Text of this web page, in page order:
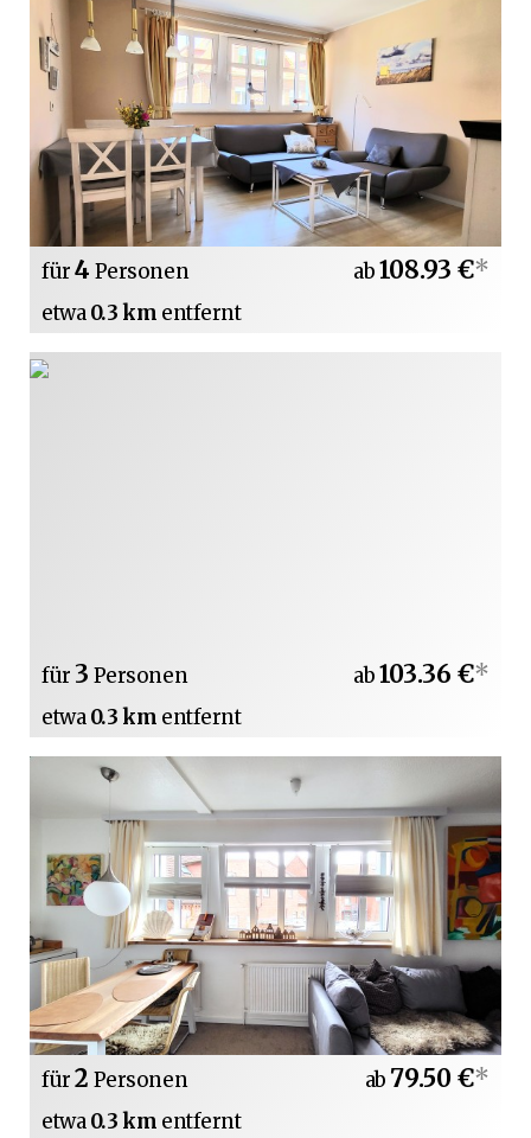
für4 Personen
etwa0.3 km entfernt
ab108.93 €*
für 3 Personen
etwa0.3 km entfernt
ab103.36 €*
für2 Personen
etwa0.3 km entfernt
ab 79.50 €*